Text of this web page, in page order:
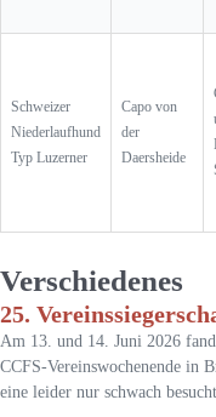
Schweizer
Niederlaufhund
Typ Luzerner
Capo von
der
Daersheide
Verschiedenes
25.
Am 13. und 14. Juni 2026
CCFS-Vereinswochenende in
eine leider nur schwach